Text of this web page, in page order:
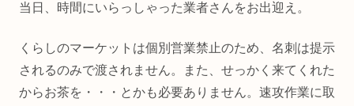
当日、時間にいらっしゃった業者さんをお出迎え。
くらしのマーケットは個別営業禁止のため、名刺は提示
されるのみで渡されません。また、せっかく来てくれた
からお茶を・・・とかも必要ありません。速攻作業に取